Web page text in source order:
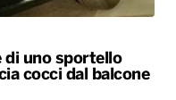
di uno sportello
cocci dal balcone